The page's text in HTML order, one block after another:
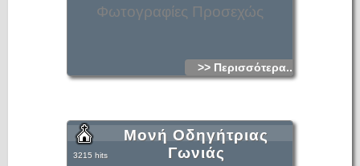
Φωτογραφίες Προσεχώς
>> Περισσότερα...
Μονή Οδηγήτριας
Γωνιάς
3215 hits